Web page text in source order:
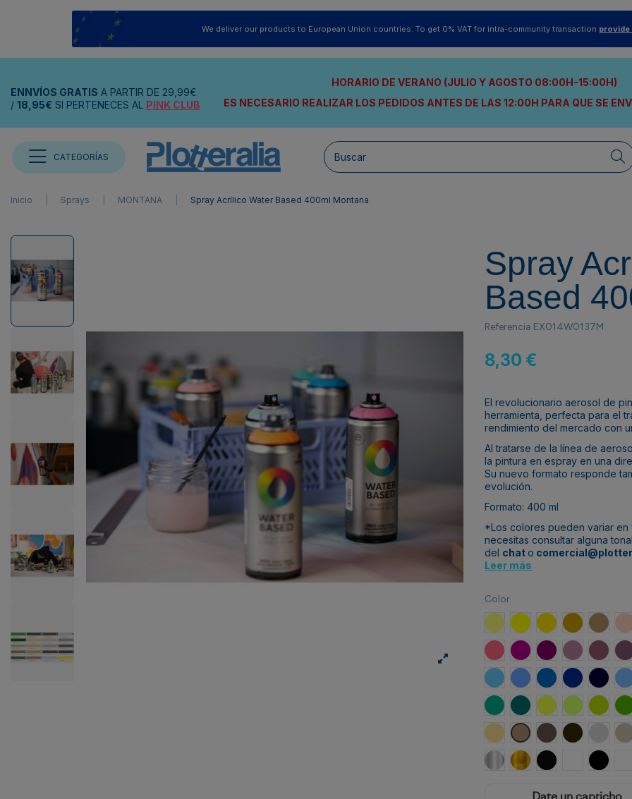
We deliver our products to European Union countries. To get 0% VAT for intra-community transaction provide
ENNVÍOS GRATIS A PARTIR DE 29,99€
/ 18,95€ SI PERTENECES AL PINK CLUB
HORARIO DE VERANO (JULIO Y AGOSTO 08:00H-15:00H)
ES NECESARIO REALIZAR LOS PEDIDOS ANTES DE LAS 12:00H PARA QUE SE
CATEGORÍAS
Inicio Sprays MONTANA Spray Acrílico Water Based 400ml Montana
Spray
Based
Referencia EX014W0137M
8,30 €
El revolucionario aerosol de
herramienta, perfecta para el
rendimiento del mercado con
Al tratarse de la línea de
la pintura en espray en una
Su nuevo formato responde
evolución.
Formato: 400 ml
*Los colores pueden variar en
necesitas consultar alguna
del chat o
Leer más
Color
Amarillo Playa
Amarillo Claro
Amarillo Eldorado
Amarillo
MagentaRojo MerlotRojo VinoVioleta Bruja
Azul Katmandú
Azul SueñoAzul Esperanza
Azul Ultramar
Azul
Verde Quirúrgico
Verde Perséfone
Verde Veneno
Verde Mojito
Verde
Marrón Anubis
Marrón KraftMarrón Volcán
MarrónGris
Plata JoyaOro MarcoNegro Sombra
Blanco Aire
Negro